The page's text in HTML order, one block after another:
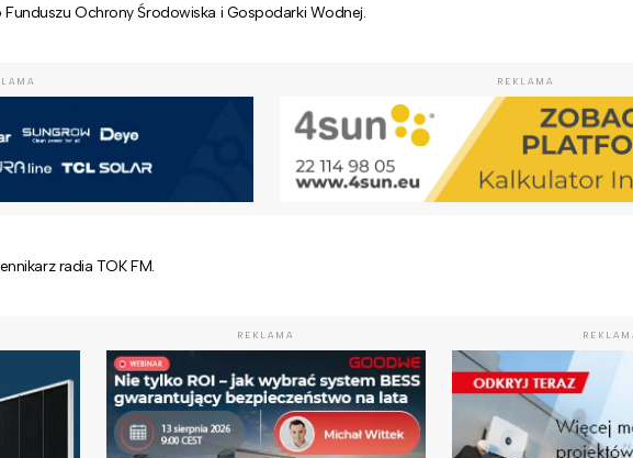
Ochrony Środowiska i Gospodarki Wodnej.
REKLAMA
radia TOK FM.
REKLAMA